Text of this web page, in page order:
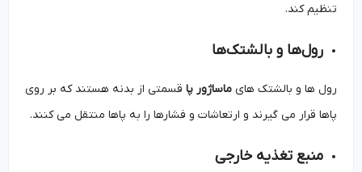
تنظیم کند.
رول‌ها و بالشتک‌ها
رول ‌ها و بالشتک ‌های ماساژور پاقسمتی از بدنه هستند که بر روی
پاها قرار می ‌گیرند و ارتعاشات و فشارها را به پاها منتقل می ‌کنند.
منبع تغذیه خارجی